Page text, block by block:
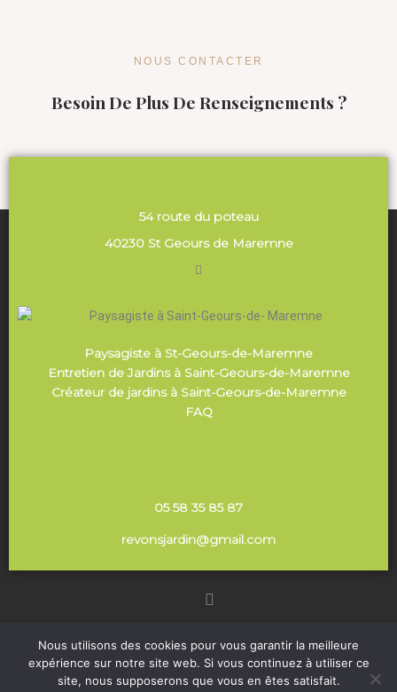
NOUS CONTACTER
Besoin De Plus De Renseignements ?
54 route du poteau
40230 St Geours de Maremne
Paysagiste à St-Geours-de-Maremne
Entretien de Jardins à Saint-Geours-de-Maremne
Créateur de jardins à Saint-Geours-de-Maremne
FAQ
05 58 35 85 87
revonsjardin@gmail.com
©2026Rêvons Jardin. tous droits réservés. |
Réalisation
Mentions légales |
Nous utilisons des cookies pour vous garantir la meilleure
expérience sur notre site web. Si vous continuez à utiliser ce
site, nous supposerons que vous en êtes satisfait.